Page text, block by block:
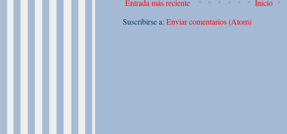
Entrada más reciente
Inicio
Suscribirse a: Enviar comentarios (Atom)